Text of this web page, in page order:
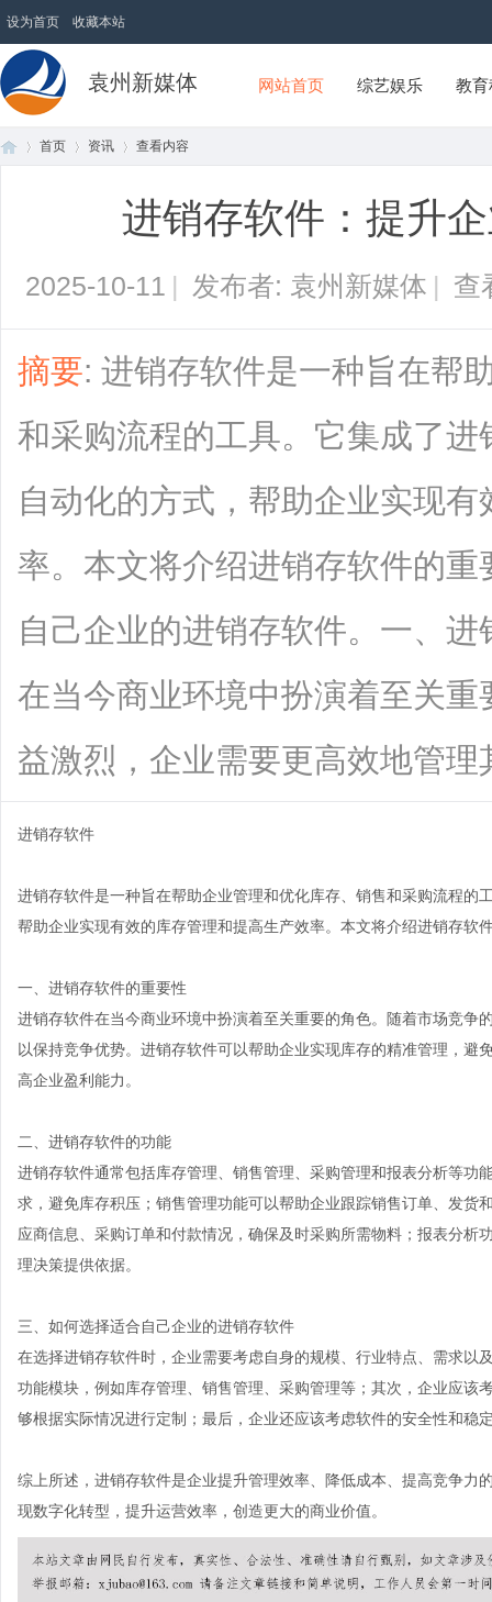
设为首页 收藏本站
袁州新媒体 网站首页 综艺娱乐 教
首页 资讯 查看内容
进销存软件：提升
2025-10-11 | 发布者: 袁州新媒体 | 查
摘要: 进销存软件是一种旨在帮
和采购流程的工具。它集成了
自动化的方式，帮助企业实现
率。本文将介绍进销存软件的
自己企业的进销存软件。一、
在当今商业环境中扮演着至关
益激烈，企业需要更高效地管
进销存软件
进销存软件是一种旨在帮助企业管理和优化库存、销售和采购流程的
帮助企业实现有效的库存管理和提高生产效率。本文将介绍进销存软
一、进销存软件的重要性
进销存软件在当今商业环境中扮演着至关重要的角色。随着市场竞争
以保持竞争优势。进销存软件可以帮助企业实现库存的精准管理，
高企业盈利能力。
二、进销存软件的功能
进销存软件通常包括库存管理、销售管理、采购管理和报表分析等功
求，避免库存积压；销售管理功能可以帮助企业跟踪销售订单、发货
应商信息、采购订单和付款情况，确保及时采购所需物料；报表分
理决策提供依据。
三、如何选择适合自己企业的进销存软件
在选择进销存软件时，企业需要考虑自身的规模、行业特点、需求以
功能模块，例如库存管理、销售管理、采购管理等；其次，企业应该
够根据实际情况进行定制；最后，企业还应该考虑软件的安全性和稳
综上所述，进销存软件是企业提升管理效率、降低成本、提高竞争力
现数字化转型，提升运营效率，创造更大的商业价值。